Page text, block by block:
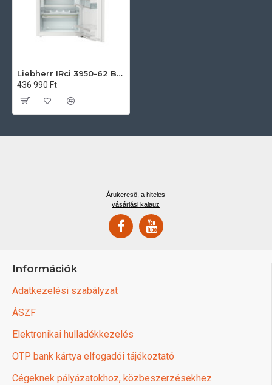
Liebherr IRci 3950-62 Beépíthető egyajtós hűtőszekrény
436 990 Ft
Árukereső, a hiteles
vásárlási kalauz
Információk
Adatkezelési szabályzat
ÁSZF
Elektronikai hulladékkezelés
OTP bank kártya elfogadói tájékoztató
Cégeknek pályázatokhoz, közbeszerzésekhez